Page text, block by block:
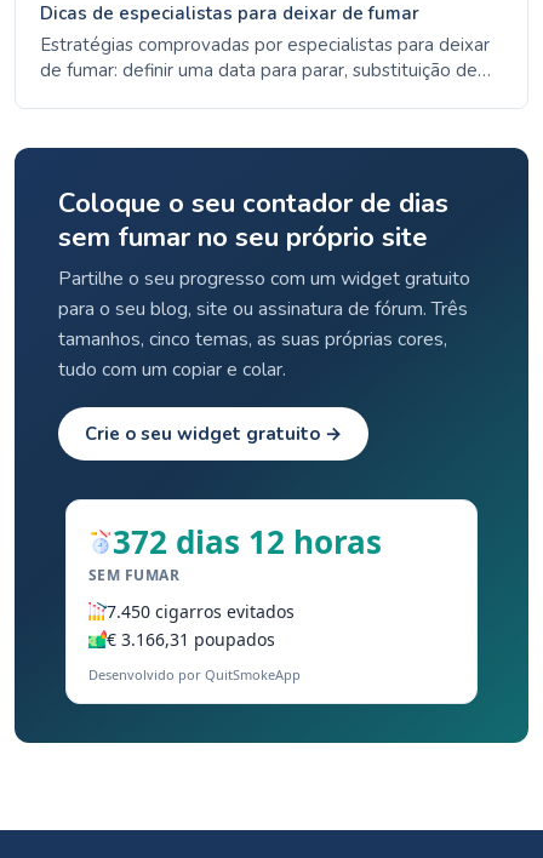
Dicas de especialistas para deixar de fumar
Estratégias comprovadas por especialistas para deixar
de fumar: definir uma data para parar, substituição de
evidências da OMS, DGS e INCA.
Coloque o seu contador de dias
sem fumar no seu próprio site
Partilhe o seu progresso com um widget gratuito
para o seu blog, site ou assinatura de fórum. Três
tamanhos, cinco temas, as suas próprias cores,
tudo com um copiar e colar.
Crie o seu widget gratuito →
372 dias 12 horas
SEM FUMAR
7.450 cigarros evitados
€ 3.166,31 poupados
Desenvolvido por QuitSmokeApp